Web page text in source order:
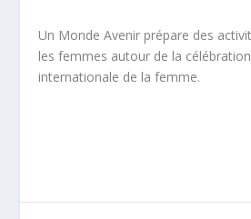
Un Monde Avenir prépare des
les femmes autour de la
internationale de la femme.